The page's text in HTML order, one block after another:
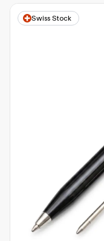
Swiss Stock